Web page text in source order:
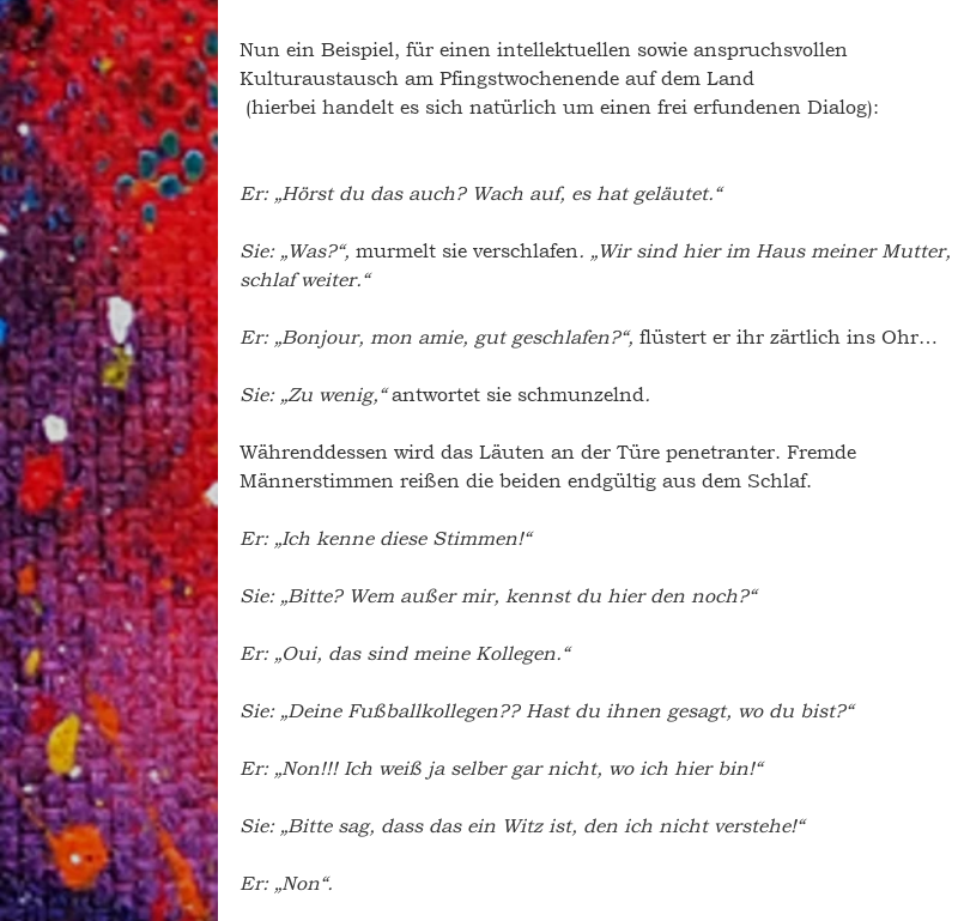
Nun ein Beispiel, für einen intellektuellen sowie anspruchsvollen
Kulturaustausch am Pfingstwochenende auf dem Land
(hierbei handelt es sich natürlich um einen frei erfundenen Dialog):
Er: „Hörst du das auch? Wach auf, es hat geläutet.“
Sie: „Was?“, murmelt sie verschlafen. „Wir sind hier im Haus meiner Mutter,
schlaf weiter.“
Er: „Bonjour, mon amie, gut geschlafen?“, flüstert er ihr zärtlich ins Ohr…
Sie: „Zu wenig,“ antwortet sie schmunzelnd.
Währenddessen wird das Läuten an der Türe penetranter. Fremde
Männerstimmen reißen die beiden endgültig aus dem Schlaf.
Er: „Ich kenne diese Stimmen!“
Sie: „Bitte? Wem außer mir, kennst du hier den noch?“
Er: „Oui, das sind meine Kollegen.“
Sie: „Deine Fußballkollegen?? Hast du ihnen gesagt, wo du bist?“
Er: „Non!!! Ich weiß ja selber gar nicht, wo ich hier bin!“
Sie: „Bitte sag, dass das ein Witz ist, den ich nicht verstehe!“
Er: „Non“.